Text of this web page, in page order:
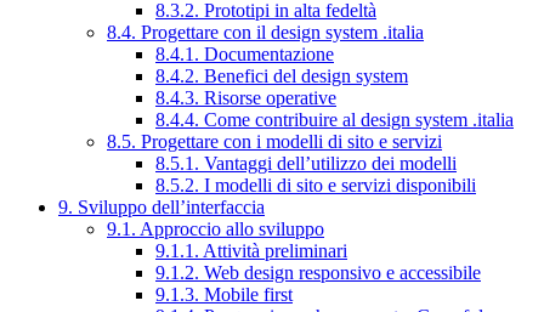
8.3.2. Prototipi in alta fedeltà
8.4. Progettare con il design system .italia
8.4.1. Documentazione
8.4.2. Benefici del design system
8.4.3. Risorse operative
8.4.4. Come contribuire al design system .italia
8.5. Progettare con i modelli di sito e servizi
8.5.1. Vantaggi dell’utilizzo dei modelli
8.5.2. I modelli di sito e servizi disponibili
9. Sviluppo dell’interfaccia
9.1. Approccio allo sviluppo
9.1.1. Attività preliminari
9.1.2. Web design responsivo e accessibile
9.1.3. Mobile first